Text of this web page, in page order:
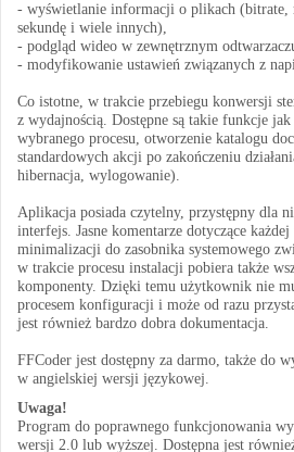
- wyświetlanie informacji o plikach (bitrate,
sekundę i wiele innych),
- podgląd wideo w zewnętrznym
- modyfikowanie ustawień związanych z
Co istotne, w trakcie przebiegu konwersji
z wydajnością. Dostępne są takie funkcje
wybranego procesu, otworzenie katalogu
standardowych akcji po zakończeniu
hibernacja, wylogowanie).
Aplikacja posiada czytelny, przystępny dla
interfejs. Jasne komentarze dotyczące
minimalizacji do zasobnika systemowego
w trakcie procesu instalacji pobiera także
komponenty. Dzięki temu użytkownik nie
procesem konfiguracji i może od razu
jest również bardzo dobra dokumentacja.
FFCoder jest dostępny za darmo, także do
w angielskiej wersji językowej.
Uwaga!
Program do poprawnego funkcjonowania
wersji 2.0 lub wyższej. Dostępna jest